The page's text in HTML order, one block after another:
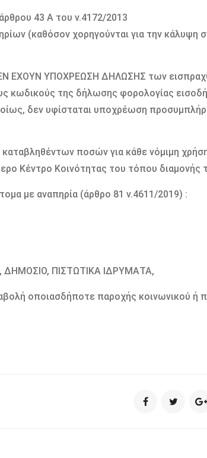
43 Α του ν.4172/2013
(καθόσον χορηγούνται για την κάλυψη
ΕΧΟΥΝ ΥΠΟΧΡΕΩΣΗ ΔΗΛΩΣΗΣ των
κωδικούς της δήλωσης φορολογίας
δεν υφίσταται υποχρέωση
ποσών για κάθε νόμιμη
Κέντρο Κοινότητας του τόπου διαμονής
με αναπηρία (άρθρο 81 ν.4611/2019) :
ΔΗΜΟΣΙΟ, ΠΙΣΤΩΤΙΚΑ ΙΔΡΥΜΑΤΑ,
οποιασδήποτε παροχής κοινωνικού ή